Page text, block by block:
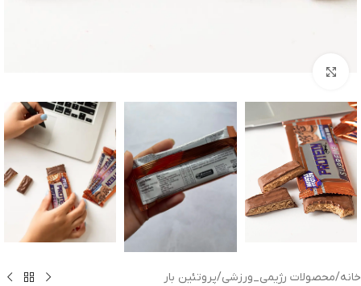
خانه/محصولات رژیمی_ورزشی/پروتئین بار